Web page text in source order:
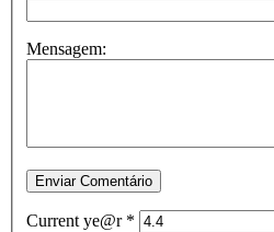
Mensagem:
Current ye@r *